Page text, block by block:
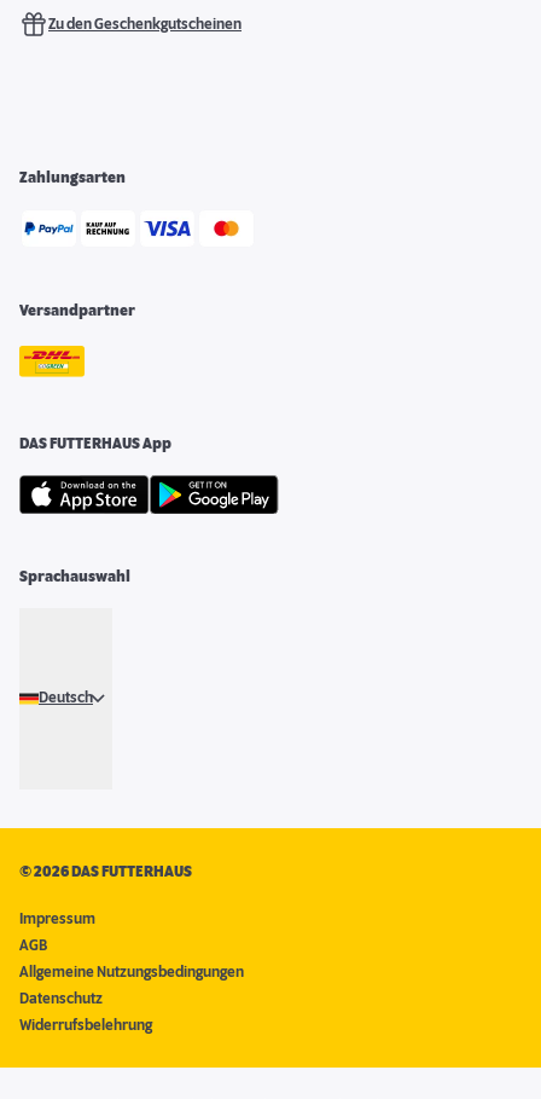
Zu den Geschenkgutscheinen
Zahlungsarten
Versandpartner
DAS FUTTERHAUS App
Sprachauswahl
Deutsch
©2026 DAS FUTTERHAUS
Impressum
AGB
Allgemeine Nutzungsbedingungen
Datenschutz
Widerrufsbelehrung